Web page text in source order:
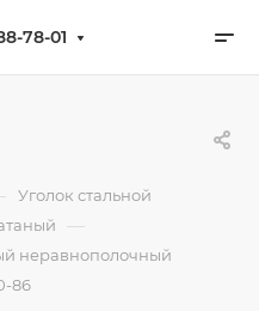
78-01
Уголок стальной
—
неравнополочный
86